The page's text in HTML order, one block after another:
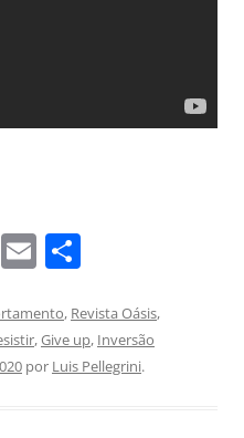
X E
ai
l
ar
e
, Revista Oásis,
,Give up, Inversão
por Luis Pellegrini.